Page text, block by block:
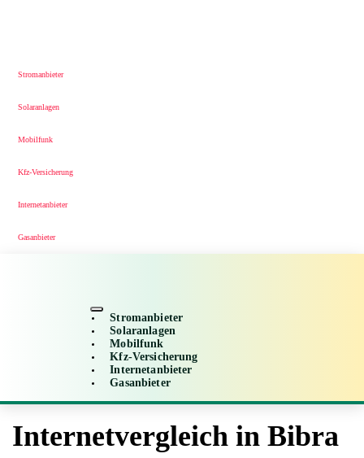
Stromanbieter
Solaranlagen
Mobilfunk
Kfz-Versicherung
Internetanbieter
Gasanbieter
Stromanbieter
Solaranlagen
Mobilfunk
Kfz-Versicherung
Internetanbieter
Gasanbieter
Internetvergleich in Bibra